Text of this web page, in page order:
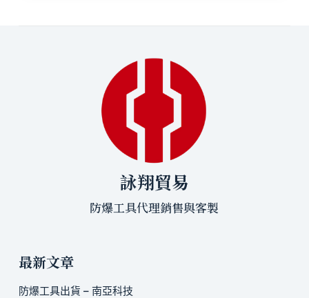
詠翔貿易
防爆工具代理銷售與客製
最新文章
防爆工具出貨 – 南亞科技